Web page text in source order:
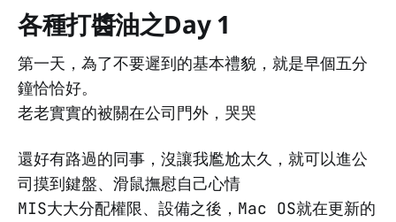
各種打醬油之Day 1
第一天，為了不要遲到的基本禮貌，就是早個五分
鐘恰恰好。
老老實實的被關在公司門外，哭哭
還好有路過的同事，沒讓我尷尬太久，就可以進公
司摸到鍵盤、滑鼠撫慰自己心情
MIS大大分配權限、設備之後，Mac OS就在更新的